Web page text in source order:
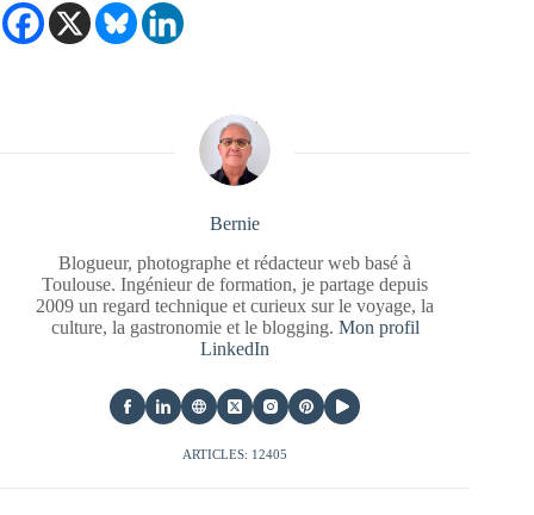
Bernie
Blogueur, photographe et rédacteur web basé à
Toulouse. Ingénieur de formation, je partage depuis
2009 un regard technique et curieux sur le voyage, la
culture, la gastronomie et le blogging. Mon profil
LinkedIn
ARTICLES: 12405